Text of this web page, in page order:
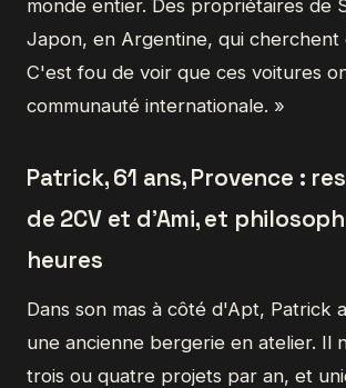
monde entier. Des propriétaires de
Japon, en Argentine, qui cherchent
C'est fou de voir que ces voitures
communauté internationale. »
Patrick, 61 ans, Provence :
de 2CV et d'Ami, et
heures
Dans son mas à côté d'Apt, Patrick
une ancienne bergerie en atelier. Il
trois ou quatre projets par an, et